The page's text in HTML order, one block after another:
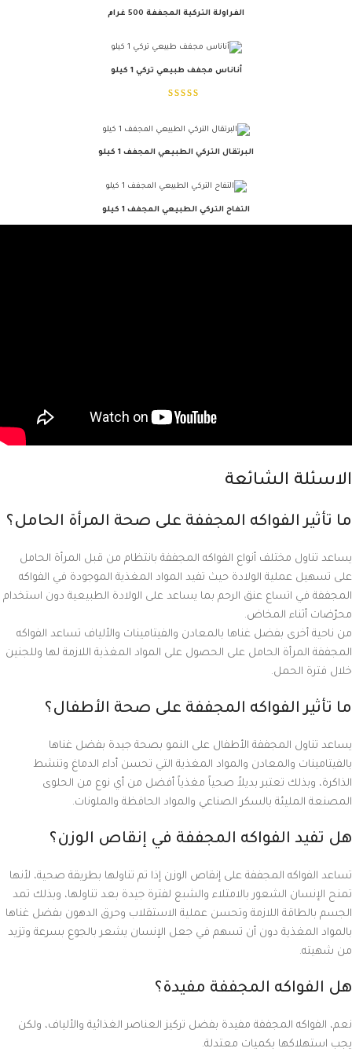
الفراولة التركية المجففة 500 غرام
أناناس مجفف طبيعي تركي 1 كيلو
البرتقال التركي الطبيعي المجفف 1 كيلو
التفاح التركي الطبيعي المجفف 1 كيلو
الاسئلة الشائعة
ما تأثير الفواكه المجففة على صحة المرأة الحامل؟
يساعد تناول مختلف أنواع الفواكه المجففة بانتظام من قبل المرأة الحامل
على تسهيل عملية الولادة حيث تفيد المواد المغذية الموجودة في الفواكه
المجففة في اتساع عنق الرحم بما يساعد على الولادة الطبيعية دون استخدام
محرّضات أثناء المخاض.
من ناحية أخرى بفضل غناها بالمعادن والفيتامينات والألياف تساعد الفواكه
المجففة المرأة الحامل على الحصول على المواد المغذية اللازمة لها وللجنين
خلال فترة الحمل.
ما تأثير الفواكه المجففة على صحة الأطفال؟
يساعد تناول المجففة الأطفال على النمو بصحة جيدة بفضل غناها
بالفيتامينات والمعادن والمواد المغذية التي تحسن أداء الدماغ وتنشط
الذاكرة، وبذلك تعتبر بديلاً صحياً مغذياً أفضل من أي نوع من الحلوى
المصنعة المليئة بالسكر الصناعي والمواد الحافظة والملونات.
هل تفيد الفواكه المجففة في إنقاص الوزن؟
تساعد الفواكه المجففة على إنقاص الوزن إذا تم تناولها بطريقة صحية، لأنها
تمنح الإنسان الشعور بالامتلاء والشبع لفترة جيدة بعد تناولها، وبذلك تمد
الجسم بالطاقة اللازمة وتحسن عملية الاستقلاب وحرق الدهون بفضل غناها
بالمواد المغذية دون أن تسهم في جعل الإنسان يشعر بالجوع بسرعة وتزيد
من شهيته.
هل الفواكه المجففة مفيدة؟
نعم، الفواكه المجففة مفيدة بفضل تركيز العناصر الغذائية والألياف، ولكن
يجب استهلاكها بكميات معتدلة.